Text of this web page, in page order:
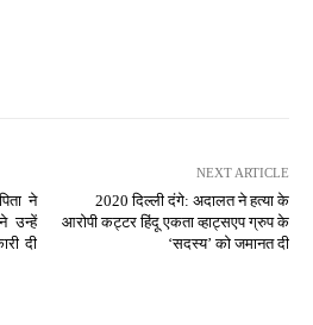
ने
उन्हें
दी
NEXT ARTICLE
2020 दिल्ली दंगे: अदालत ने हत्या के
आरोपी कट्टर हिंदू एकता व्हाट्सएप ग्रुप के
‘सदस्य’ को जमानत दी